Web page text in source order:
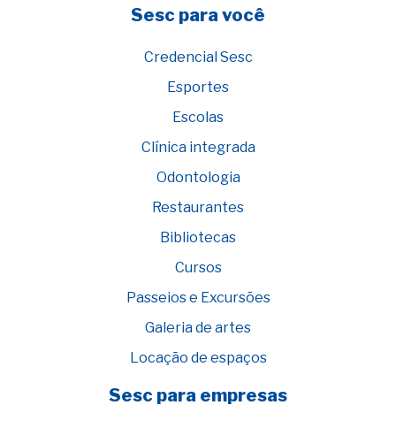
Sesc para você
Credencial Sesc
Esportes
Escolas
Clínica integrada
Odontologia
Restaurantes
Bibliotecas
Cursos
Passeios e Excursões
Galeria de artes
Locação de espaços
Sesc para empresas